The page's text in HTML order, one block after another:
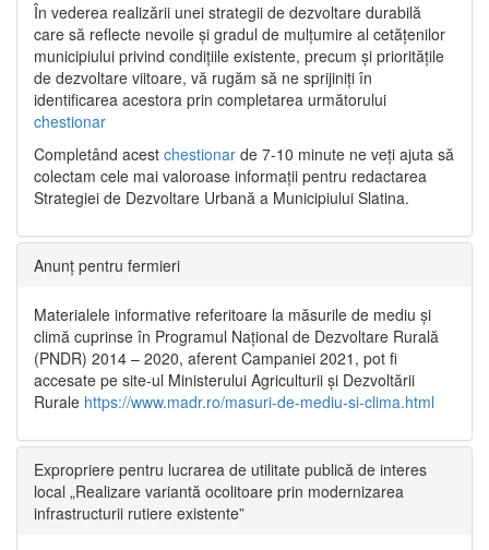
În vederea realizării unei strategii de dezvoltare durabilă
care să reflecte nevoile și gradul de mulțumire al cetățenilor
municipiului privind condițiile existente, precum și prioritățile
de dezvoltare viitoare, vă rugăm să ne sprijiniți în
identificarea acestora prin completarea următorului
chestionar
Completând acest chestionar de 7-10 minute ne veți ajuta să
colectam cele mai valoroase informații pentru redactarea
Strategiei de Dezvoltare Urbană a Municipiului Slatina.
Anunț pentru fermieri
Materialele informative referitoare la măsurile de mediu și
climă cuprinse în Programul Național de Dezvoltare Rurală
(PNDR) 2014 – 2020, aferent Campaniei 2021, pot fi
accesate pe site-ul Ministerului Agriculturii și Dezvoltării
Rurale https://www.madr.ro/masuri-de-mediu-si-clima.html
Expropriere pentru lucrarea de utilitate publică de interes
local „Realizare variantă ocolitoare prin modernizarea
infrastructurii rutiere existente”